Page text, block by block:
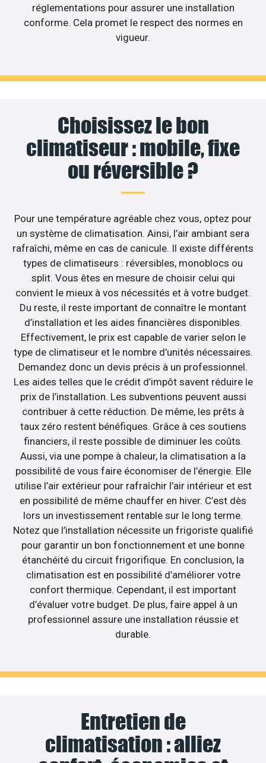
réglementations pour assurer une installation
conforme. Cela promet le respect des normes en
vigueur.
Choisissez le bon
climatiseur : mobile, fixe
ou réversible ?
Pour une température agréable chez vous, optez pour
un système de climatisation. Ainsi, l’air ambiant sera
rafraîchi, même en cas de canicule. Il existe différents
types de climatiseurs : réversibles, monoblocs ou
split. Vous êtes en mesure de choisir celui qui
convient le mieux à vos nécessités et à votre budget.
Du reste, il reste important de connaître le montant
d’installation et les aides financières disponibles.
Effectivement, le prix est capable de varier selon le
type de climatiseur et le nombre d’unités nécessaires.
Demandez donc un devis précis à un professionnel.
Les aides telles que le crédit d’impôt savent réduire le
prix de l’installation. Les subventions peuvent aussi
contribuer à cette réduction. De même, les prêts à
taux zéro restent bénéfiques. Grâce à ces soutiens
financiers, il reste possible de diminuer les coûts.
Aussi, via une pompe à chaleur, la climatisation a la
possibilité de vous faire économiser de l’énergie. Elle
utilise l’air extérieur pour rafraîchir l’air intérieur et est
en possibilité de même chauffer en hiver. C’est dès
lors un investissement rentable sur le long terme.
Notez que l’installation nécessite un frigoriste qualifié
pour garantir un bon fonctionnement et une bonne
étanchéité du circuit frigorifique. En conclusion, la
climatisation est en possibilité d’améliorer votre
confort thermique. Cependant, il est important
d’évaluer votre budget. De plus, faire appel à un
professionnel assure une installation réussie et
durable.
Entretien de
climatisation : alliez